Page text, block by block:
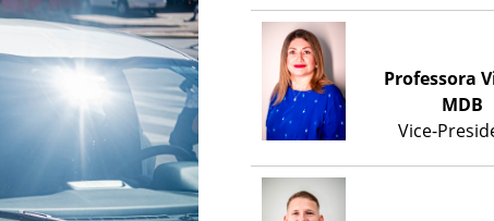
Professora
MDB
Vice-